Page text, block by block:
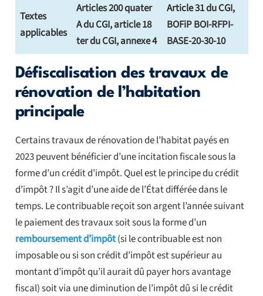
Textes
applicables
Articles 200 quater
A du CGI, article 18
ter du CGI, annexe 4
Article 31 du CGI,
BOFiP BOI-RFPI-
BASE-20-30-10
Défiscalisation des travaux de
rénovation de l’habitation
principale
Certains travaux de rénovation de l’habitat payés en
2023 peuvent bénéficier d’une incitation fiscale sous la
forme d’un crédit d’impôt. Quel est le principe du crédit
d’impôt ? Il s’agit d’une aide de l’État différée dans le
temps. Le contribuable reçoit son argent l’année suivant
le paiement des travaux soit sous la forme d’un
remboursement d’impôt(si le contribuable est non
imposable ou si son crédit d’impôt est supérieur au
montant d’impôt qu’il aurait dû payer hors avantage
fiscal) soit via une diminution de l’impôt dû si le crédit